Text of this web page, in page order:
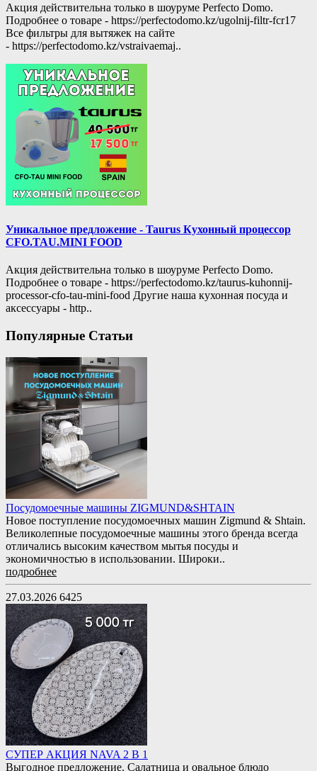
Акция действительна только в шоуруме Perfecto Domo.
Подробнее о товаре - https://perfectodomo.kz/ugolnij-filtr-fcr17
Все фильтры для вытяжек на сайте
- https://perfectodomo.kz/vstraivaemaj..
Уникальное предложение - Taurus Кухонный процессор
CFO.TAU.MINI FOOD
Акция действительна только в шоуруме Perfecto Domo.
Подробнее о товаре - https://perfectodomo.kz/taurus-kuhonnij-
processor-cfo-tau-mini-food Другие наша кухонная посуда и
аксессуары - http..
Популярные Статьи
Посудомоечные машины ZIGMUND&SHTAIN
Новое поступление посудомоечных машин Zigmund & Shtain.
Великолепные посудомоечные машины этого бренда всегда
отличались высоким качеством мытья посуды и
экономичностью в использовании. Широки..
подробнее
27.03.2026 6425
СУПЕР АКЦИЯ NAVA 2 В 1
Выгодное предложение. Салатница и овальное блюдо